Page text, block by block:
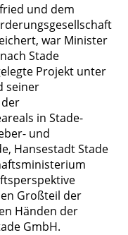
und dem
war Minister
Stade
Projekt unter
seiner
in Stade-
und
Hansestadt Stade
Großteil der
Händen der
GmbH.